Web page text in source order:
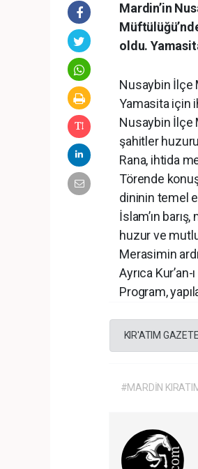
Mardin’in
oldu.
Nusaybin İlçe
Yamasita için
Nusaybin İlçe
şahitler
Rana, ihtida
Törende
dininin temel
İslam’ın
huzur ve
Merasimin
Ayrıca
Program,
KIR'ATIM
#MARDİN